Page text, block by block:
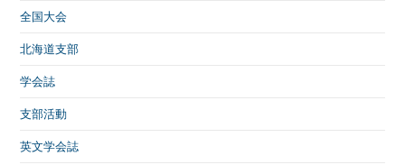
全国大会
北海道支部
学会誌
支部活動
英文学会誌